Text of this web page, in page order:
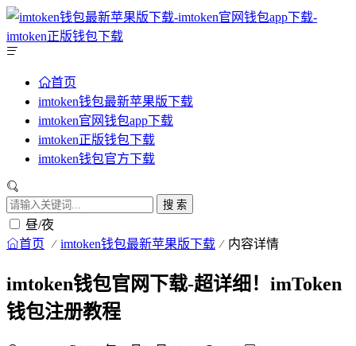
首页
imtoken钱包最新苹果版下载
imtoken官网钱包app下载
imtoken正版钱包下载
imtoken钱包官方下载
搜 索
昼/夜
首页 imtoken钱包最新苹果版下载 内容详情
imtoken钱包官网下载-超详细！imToken
钱包注册教程